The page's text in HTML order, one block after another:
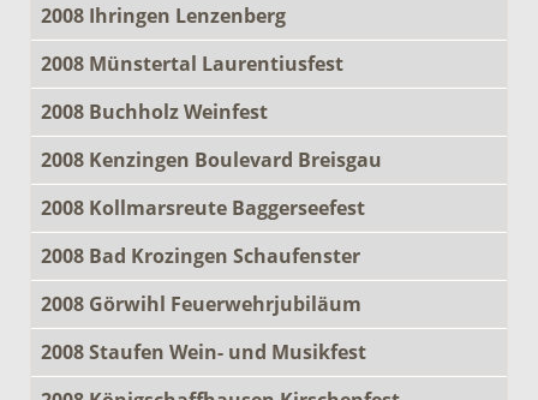
2008 Ihringen Lenzenberg
2008 Münstertal Laurentiusfest
2008 Buchholz Weinfest
2008 Kenzingen Boulevard Breisgau
2008 Kollmarsreute Baggerseefest
2008 Bad Krozingen Schaufenster
2008 Görwihl Feuerwehrjubiläum
2008 Staufen Wein- und Musikfest